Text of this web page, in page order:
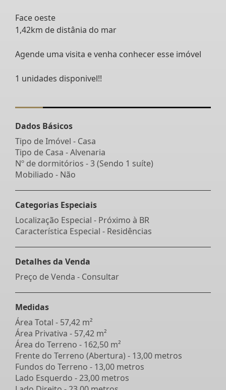
Face oeste
1,42km de distânia do mar
Agende uma visita e venha conhecer esse imóvel
1 unidades disponivel!!
Dados Básicos
Tipo de Imóvel - Casa
Tipo de Casa - Alvenaria
Nº de dormitórios - 3 (Sendo 1 suíte)
Mobiliado - Não
Categorias Especiais
Localização Especial - Próximo à BR
Característica Especial - Residências
Detalhes da Venda
Preço de Venda - Consultar
Medidas
Área Total - 57,42 m²
Área Privativa - 57,42 m²
Área do Terreno - 162,50 m²
Frente do Terreno (Abertura) - 13,00 metros
Fundos do Terreno - 13,00 metros
Lado Esquerdo - 23,00 metros